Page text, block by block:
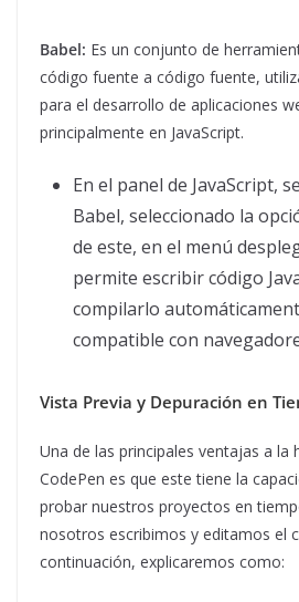
Babel: Es un conjunto de
código fuente a código fuente,
para el desarrollo de aplicaciones
principalmente en JavaScript.
En el panel de JavaScript,
Babel, seleccionado la
de este, en el menú
permite escribir código
compilarlo
compatible con
Vista Previa y Depuración en
Una de las principales ventajas a la
CodePen es que este tiene la
probar nuestros proyectos en
nosotros escribimos y editamos el
continuación, explicaremos como: